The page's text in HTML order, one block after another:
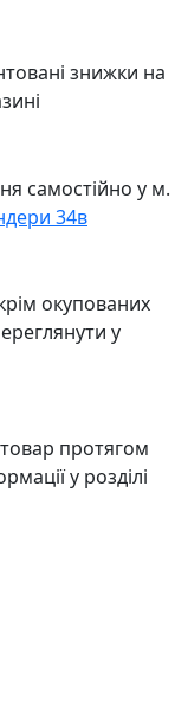
знижки на
самостійно у м.
34в
окупованих
у
протягом
у розділі